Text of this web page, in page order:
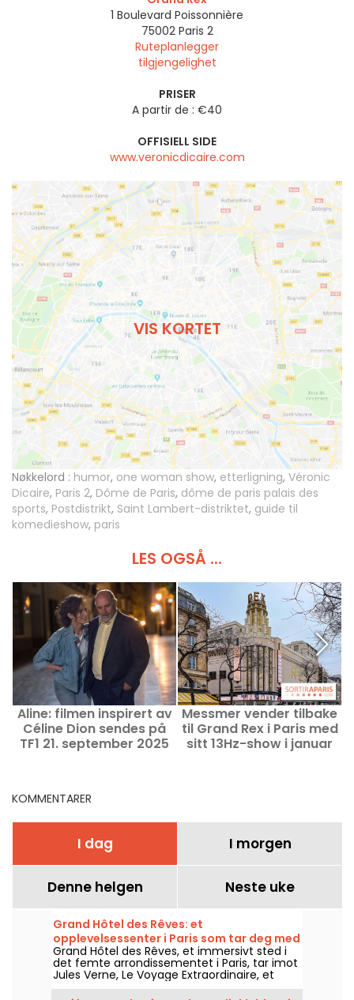
1 Boulevard Poissonnière
75002 Paris 2
Ruteplanlegger
tilgjengelighet
PRISER
A partir de : €40
OFFISIELL SIDE
www.veronicdicaire.com
VIS KORTET
Nøkkelord : humor, one woman show, etterligning, Véronic
Dicaire, Paris 2, Dôme de Paris, dôme de paris palais des
sports, Postdistrikt, Saint Lambert-distriktet, guide til
komedieshow, paris
LES OGSÅ ...
Aline: filmen inspirert av
Céline Dion sendes på
TF1 21. september 2025
Messmer vender tilbake
til Grand Rex i Paris med
sitt 13Hz-show i januar
KOMMENTARER
I dag I morgen
Denne helgen Neste uke
Grand Hôtel des Rêves: et
opplevelsessenter i Paris som tar deg med
på en reise i Jules Vernes univers
Grand Hôtel des Rêves, et immersivt sted i
det femte arrondissementet i Paris, tar imot
Jules Verne, Le Voyage Extraordinaire, et
familievennlig teateropplegg i 360-graders